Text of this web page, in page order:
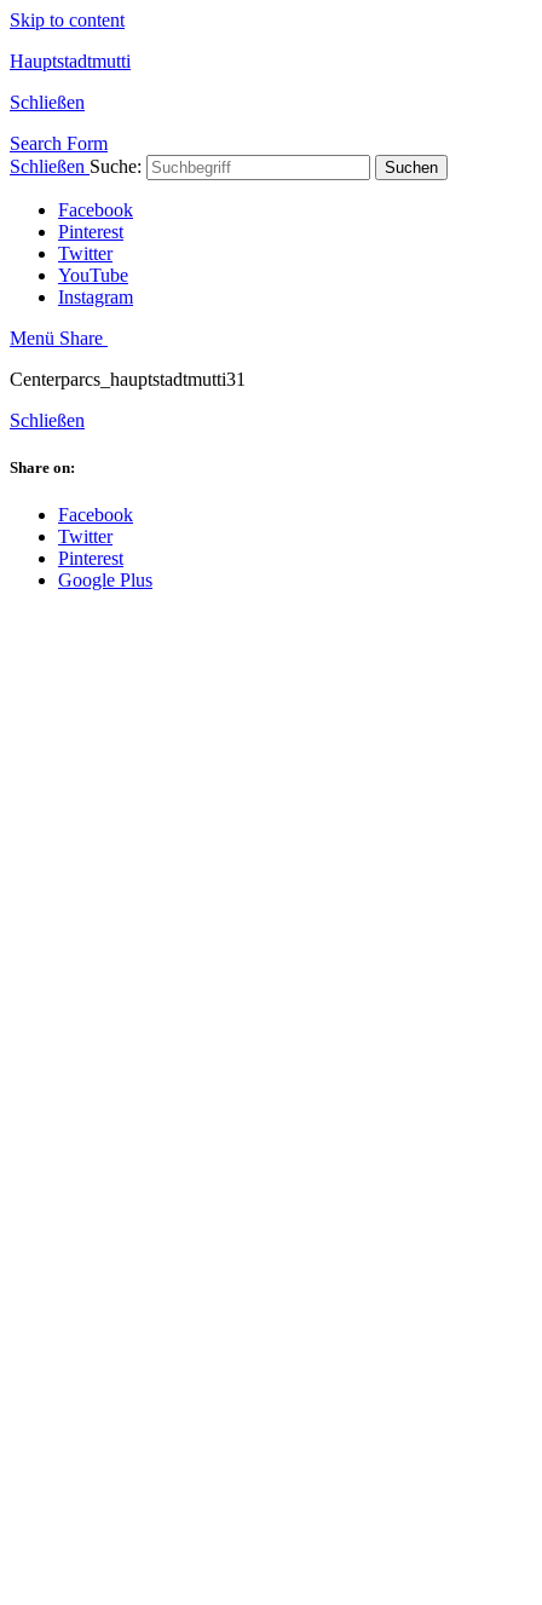
Skip to content
Hauptstadtmutti
Schließen
Search Form
Schließen Suche: Suchen
Facebook
Pinterest
Twitter
YouTube
Instagram
Menü Share
Centerparcs_hauptstadtmutti31
Schließen
Share on:
Facebook
Twitter
Pinterest
Google Plus